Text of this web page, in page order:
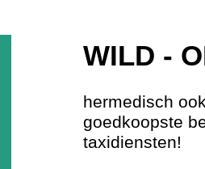
WILD -
hermedisch
goedkoopste
taxidiensten!